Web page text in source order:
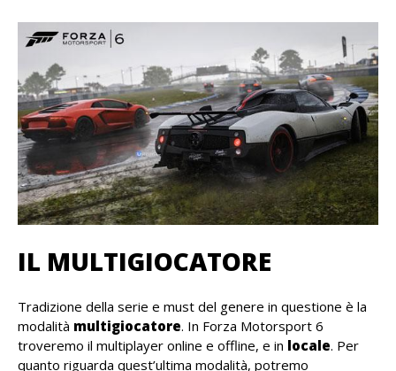
IL MULTIGIOCATORE
Tradizione della serie e must del genere in questione è la
modalità multigiocatore. In Forza Motorsport 6
troveremo il multiplayer online e offline, e in locale. Per
quanto riguarda quest’ultima modalità, potremo